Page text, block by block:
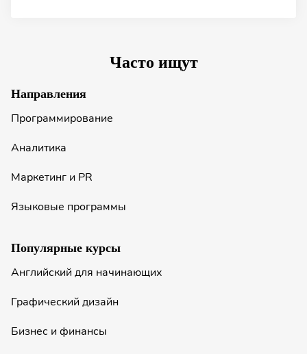
Часто ищут
Направления
Программирование
Аналитика
Маркетинг и PR
Языковые программы
Популярные курсы
Английский для начинающих
Графический дизайн
Бизнес и финансы